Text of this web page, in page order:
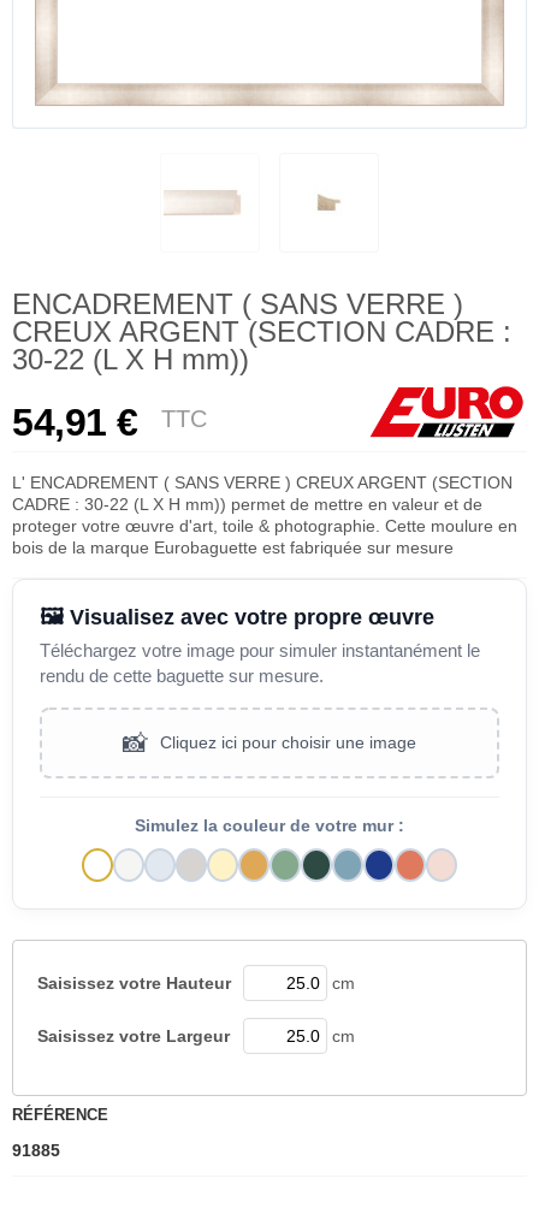
ENCADREMENT ( SANS VERRE )
CREUX ARGENT (SECTION CADRE :
30-22 (L X H mm))
54,91 € TTC
L' ENCADREMENT ( SANS VERRE ) CREUX ARGENT (SECTION
CADRE : 30-22 (L X H mm)) permet de mettre en valeur et de
proteger votre œuvre d'art, toile & photographie. Cette moulure en
bois de la marque Eurobaguette est fabriquée sur mesure
🖼️ Visualisez avec votre propre œuvre
Téléchargez votre image pour simuler instantanément le
rendu de cette baguette sur mesure.
📸 Cliquez ici pour choisir une image
Simulez la couleur de votre mur :
Saisissez votre Hauteur cm
Saisissez votre Largeur cm
RÉFÉRENCE
91885